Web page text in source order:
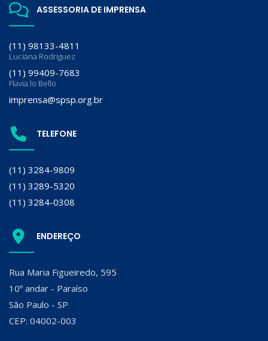
ASSESSORIA DE IMPRENSA
(11) 98133-4811
Luciana Rodriguez
(11) 99409-7683
Flavia lo Bello
imprensa@spsp.org.br
TELEFONE
(11) 3284-9809
(11) 3289-5320
(11) 3284-0308
ENDEREÇO
Rua Maria Figueiredo, 595
10º andar - Paraíso
São Paulo - SP
CEP: 04002-003